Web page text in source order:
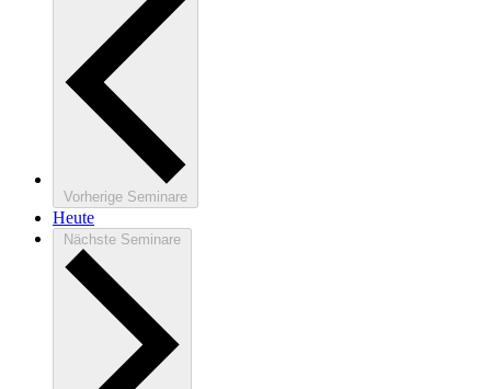
Vorherige Seminare
Heute
Nächste Seminare